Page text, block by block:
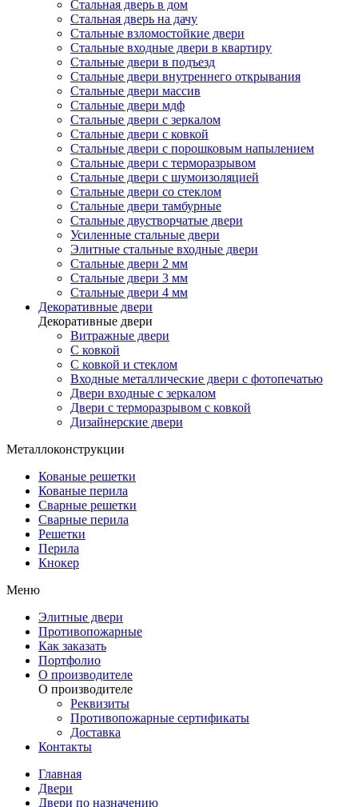
Стальная дверь в дом
Стальная дверь на дачу
Стальные взломостойкие двери
Стальные входные двери в квартиру
Стальные двери в подъезд
Стальные двери внутреннего открывания
Стальные двери массив
Стальные двери мдф
Стальные двери с зеркалом
Стальные двери с ковкой
Стальные двери с порошковым напылением
Стальные двери с терморазрывом
Стальные двери с шумоизоляцией
Стальные двери со стеклом
Стальные двери тамбурные
Стальные двустворчатые двери
Усиленные стальные двери
Элитные стальные входные двери
Стальные двери 2 мм
Стальные двери 3 мм
Стальные двери 4 мм
Декоративные двери
Декоративные двери
Витражные двери
С ковкой
С ковкой и стеклом
Входные металлические двери с фотопечатью
Двери входные с зеркалом
Двери с терморазрывом с ковкой
Дизайнерские двери
Металлоконструкции
Кованые решетки
Кованые перила
Сварные решетки
Сварные перила
Решетки
Перила
Кнокер
Меню
Элитные двери
Противопожарные
Как заказать
Портфолио
О производителе
О производителе
Реквизиты
Противопожарные сертификаты
Доставка
Контакты
Главная
Двери
Двери по назначению